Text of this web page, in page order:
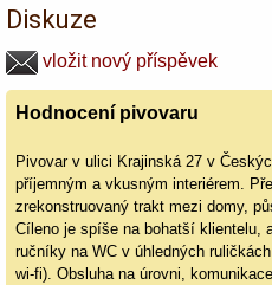
Diskuze
vložit nový příspěvek
Hodnocení pivovaru
Pivovar v ulici Krajinská 27 v
příjemným a vkusným interiérem.
zrekonstruovaný trakt mezi domy,
Cíleno je spíše na bohatší klientelu,
ručníky na WC v úhledných
wi-fi). Obsluha na úrovni,